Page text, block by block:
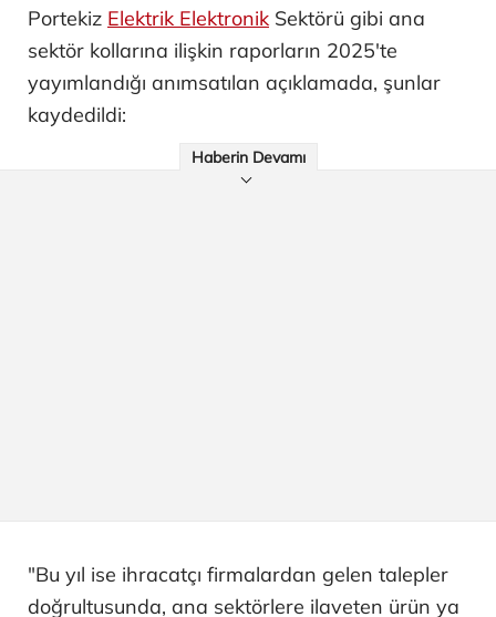
Portekiz Elektrik Elektronik Sektörü gibi ana
sektör kollarına ilişkin raporların 2025'te
yayımlandığı anımsatılan açıklamada, şunlar
kaydedildi:
Haberin Devamı
"Bu yıl ise ihracatçı firmalardan gelen talepler
doğrultusunda, ana sektörlere ilaveten ürün ya